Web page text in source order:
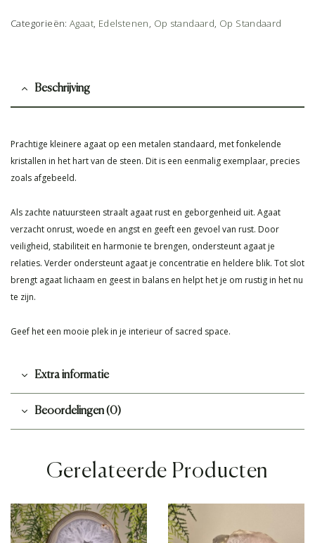
Categorieën:Agaat, Edelstenen, Op standaard, Op Standaard
Beschrijving
Prachtige kleinere agaat op een metalen standaard, met fonkelende
kristallen in het hart van de steen. Dit is een eenmalig exemplaar, precies
zoals afgebeeld.
Als zachte natuursteen straalt agaat rust en geborgenheid uit. Agaat
verzacht onrust, woede en angst en geeft een gevoel van rust. Door
veiligheid, stabiliteit en harmonie te brengen, ondersteunt agaat je
relaties. Verder ondersteunt agaat je concentratie en heldere blik. Tot slot
brengt agaat lichaam en geest in balans en helpt het je om rustig in het nu
te zijn.
Geef het een mooie plek in je interieur of sacred space.
Extra informatie
Beoordelingen (0)
Gerelateerde Producten